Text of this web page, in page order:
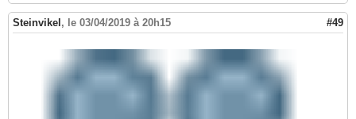
Steinvikel, le 03/04/2019 à 20h15 #49